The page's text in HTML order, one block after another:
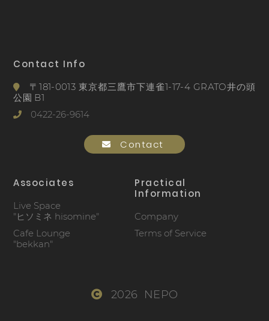
Contact Info
〒181-0013 東京都三鷹市下連雀1-17-4 GRATO井の頭
公園 B1
0422-26-9614
Contact
Associates
Live Space
"ヒソミネ hisomine"
Cafe Lounge
"bekkan"
Practical
Information
Company
Terms of Service
2026 NEPO